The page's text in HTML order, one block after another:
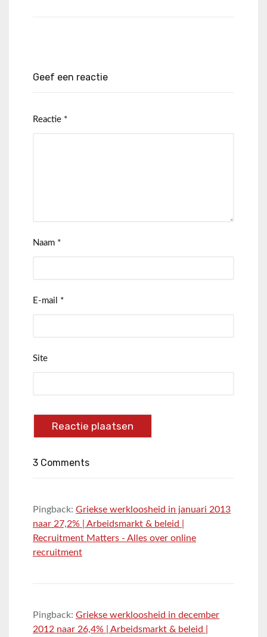
Geef een reactie
Reactie *
Naam *
E-mail *
Site
3 Comments
Pingback: Griekse werkloosheid in januari 2013
naar 27,2% | Arbeidsmarkt & beleid |
Recruitment Matters - Alles over online
recruitment
Pingback: Griekse werkloosheid in december
2012 naar 26,4% | Arbeidsmarkt & beleid |